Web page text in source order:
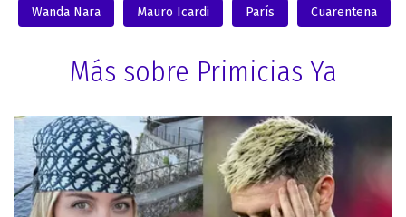
Wanda Nara Mauro Icardi París Cuarentena
Más sobre Primicias Ya